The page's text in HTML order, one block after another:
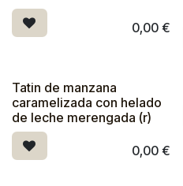
0,00€
Tatin de manzana
caramelizada con helado
de leche merengada (r)
0,00€